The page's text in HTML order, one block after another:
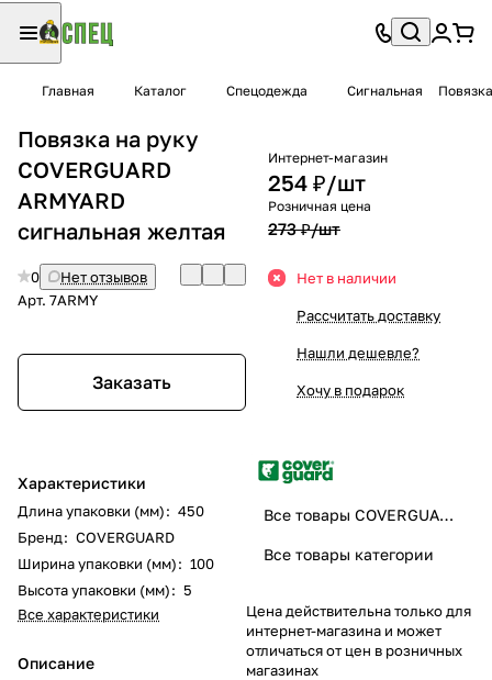
Главная Каталог Спецодежда Сигнальная
Повязка на руку
COVERGUARD
ARMYARD
сигнальная желтая
0
Нет отзывов
Арт. 7ARMY
Заказать
Характеристики
Длина упаковки (мм): 450
Бренд: COVERGUARD
Ширина упаковки (мм): 100
Высота упаковки (мм): 5
Все характеристики
Описание
Интернет-магазин
254 ₽/шт
Розничная цена
273 ₽/шт
Нет в наличии
Рассчитать доставку
Нашли дешевле?
Хочу в подарок
Все товары COVERGUARD
Все товары категории
Цена действительна только для
интернет-магазина и может
отличаться от цен в розничных
магазинах